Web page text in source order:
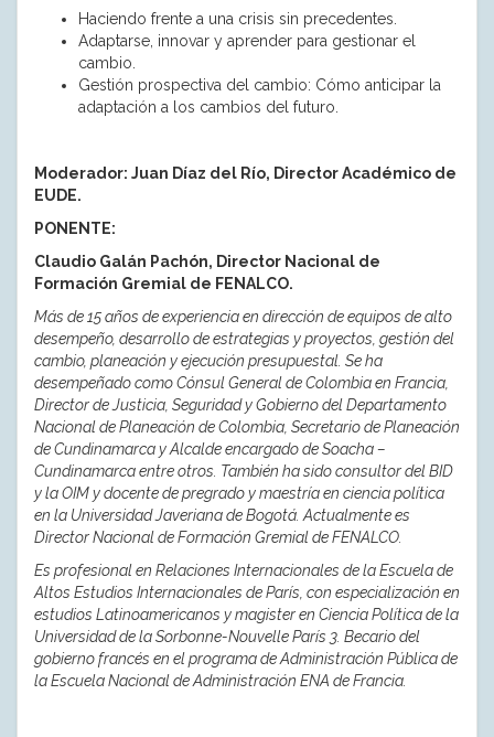
Haciendo frente a una crisis sin precedentes.
Adaptarse, innovar y aprender para gestionar el
cambio.
Gestión prospectiva del cambio: Cómo anticipar la
adaptación a los cambios del futuro.
Moderador: Juan Díaz del Río, Director Académico de
EUDE.
PONENTE:
Claudio Galán Pachón, Director Nacional de
Formación Gremial de FENALCO.
Más de 15 años de experiencia en dirección de equipos de alto
desempeño, desarrollo de estrategias y proyectos, gestión del
cambio, planeación y ejecución presupuestal. Se ha
desempeñado como Cónsul General de Colombia en Francia,
Director de Justicia, Seguridad y Gobierno del Departamento
Nacional de Planeación de Colombia, Secretario de Planeación
de Cundinamarca y Alcalde encargado de Soacha –
Cundinamarca entre otros. También ha sido consultor del BID
y la OIM y docente de pregrado y maestría en ciencia política
en la Universidad Javeriana de Bogotá. Actualmente es
Director Nacional de Formación Gremial de FENALCO.
Es profesional en Relaciones Internacionales de la Escuela de
Altos Estudios Internacionales de París, con especialización en
estudios Latinoamericanos y magister en Ciencia Política de la
Universidad de la Sorbonne-Nouvelle París 3. Becario del
gobierno francés en el programa de Administración Pública de
la Escuela Nacional de Administración ENA de Francia.